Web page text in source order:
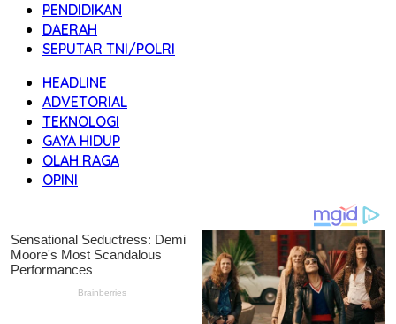
PENDIDIKAN
DAERAH
SEPUTAR TNI/POLRI
HEADLINE
ADVETORIAL
TEKNOLOGI
GAYA HIDUP
OLAH RAGA
OPINI